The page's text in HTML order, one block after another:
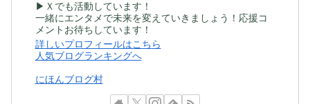
▶Ｘでも活動しています！
一緒にエンタメで未来を変えていきましょう！応援コ
メントお待ちしています！
詳しいプロフィールはこちら
人気ブログランキングへ
にほんブログ村